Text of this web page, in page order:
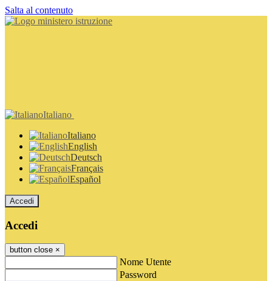
Salta al contenuto
Italiano
Italiano
English
Deutsch
Français
Español
Accedi
Accedi
button close ×
Nome Utente
Password